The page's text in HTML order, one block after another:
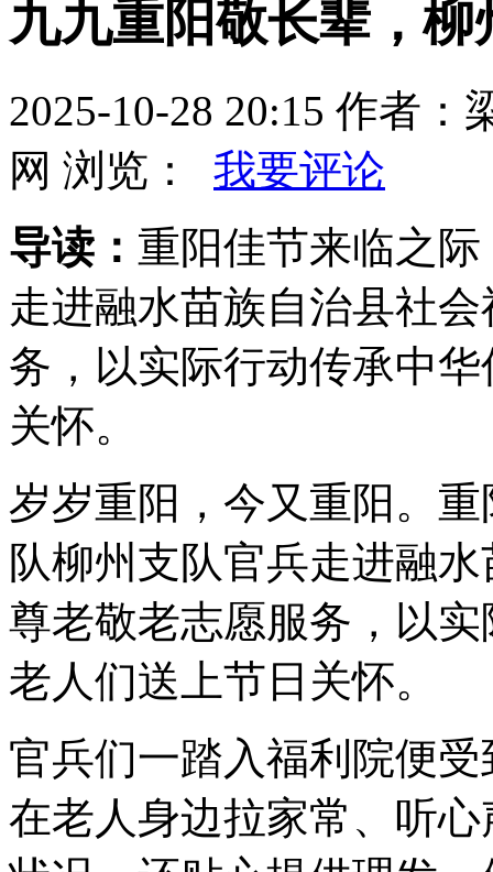
九九重阳敬长辈，
2025-10-28 20:15 作者
网 浏览：
我要评论
导读： 重阳佳节来临之
走进融水苗族自治县社
务，以实际行动传承中
关怀。
岁岁重阳，今又重阳。
队柳州支队官兵走进融
尊老敬老志愿服务，以
老人们送上节日关怀。
官兵们一踏入福利院便
在老人身边拉家常、听